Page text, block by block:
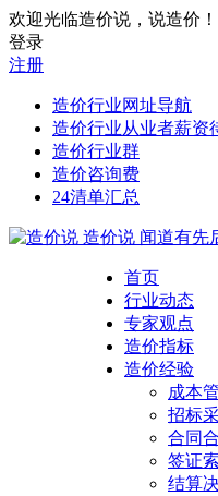
欢迎光临造价说，说造价！
登录
注册
造价行业网址导航
造价行业从业者薪资
造价行业群
造价咨询费
24清单汇总
造价说 闻道有先
首页
行业动态
专家观点
造价指标
造价经验
成本
招标
合同
签证
结算